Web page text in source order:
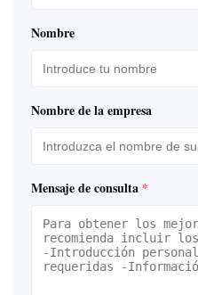
Nombre
Nombre de la empresa
Mensaje de consulta *